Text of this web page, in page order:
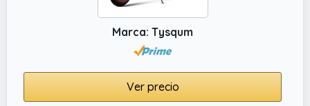
Marca: Tysqum
Ver precio